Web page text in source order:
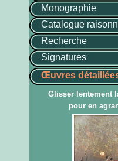
Monographie
Catalogue
Recherche
Signatures
Œuvres
Glisser lentement
pour en